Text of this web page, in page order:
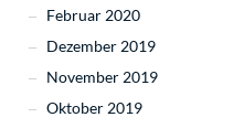
Februar 2020
Dezember 2019
November 2019
Oktober 2019